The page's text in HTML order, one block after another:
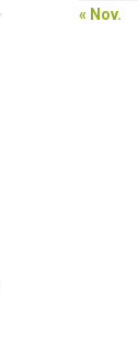
« Nov.